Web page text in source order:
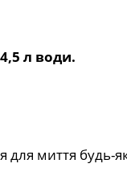
л води.
для миття будь-